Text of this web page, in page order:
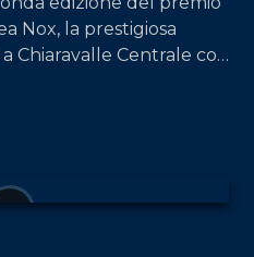
Nox, la prestigiosa
Chiaravalle Centrale con